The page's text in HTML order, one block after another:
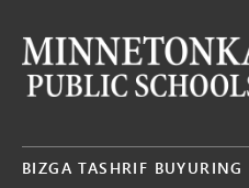
BIZGA TASHRIF BUYURING